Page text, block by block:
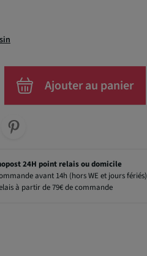
Ajouter au panier
24H point relais ou domicile
avant 14h (hors WE et jours fériés)
à partir de 79€ de commande